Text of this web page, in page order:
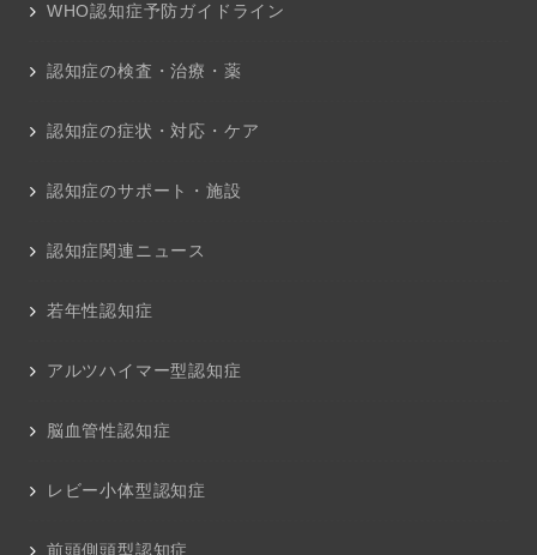
WHO認知症予防ガイドライン
認知症の検査・治療・薬
認知症の症状・対応・ケア
認知症のサポート・施設
認知症関連ニュース
若年性認知症
アルツハイマー型認知症
脳血管性認知症
レビー小体型認知症
前頭側頭型認知症